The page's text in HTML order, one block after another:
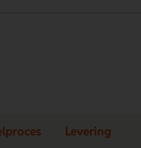
Levering